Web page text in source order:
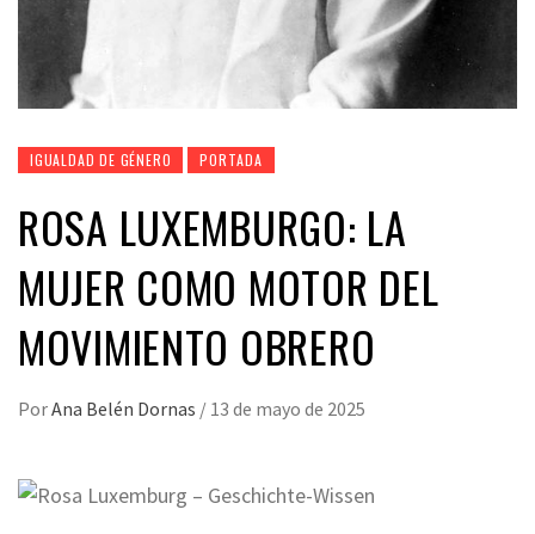
IGUALDAD DE GÉNERO PORTADA
ROSA LUXEMBURGO: LA
MUJER COMO MOTOR DEL
MOVIMIENTO OBRERO
PorAna Belén Dornas / 13 de mayo de 2025